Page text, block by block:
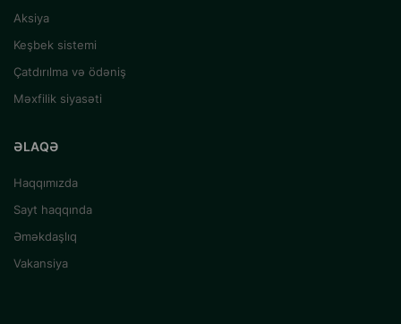
Aksiya
Keşbek sistemi
Çatdırılma və ödəniş
Məxfilik siyasəti
ƏLAQƏ
Haqqımızda
Sayt haqqında
Əməkdaşlıq
Vakansiya